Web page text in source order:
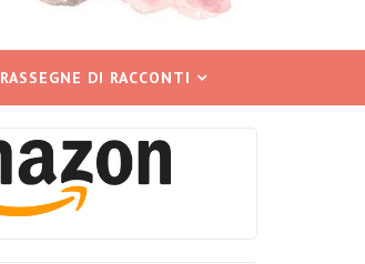
RASSEGNE DI RACCONTI